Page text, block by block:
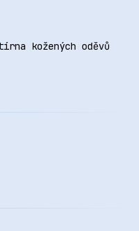
kožených oděvů